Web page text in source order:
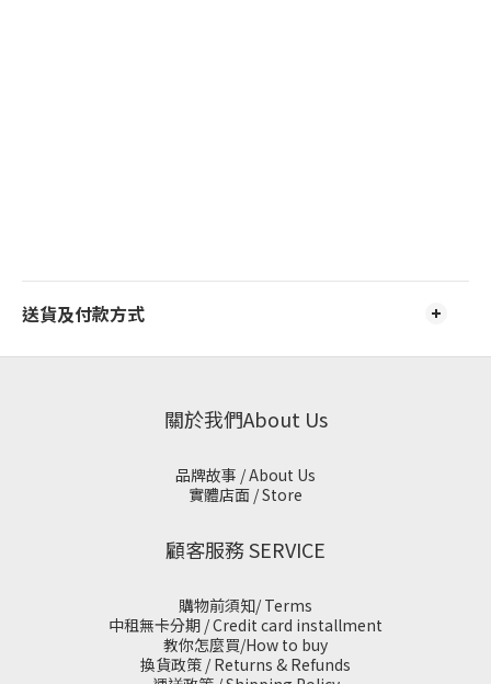
送貨及付款方式
關於我們About Us
品牌故事 / About Us
實體店面 / Store
顧客服務 SERVICE
購物前須知/ Terms
中租無卡分期 / Credit card installment
教你怎麼買/How to buy
換貨政策 / Returns & Refunds